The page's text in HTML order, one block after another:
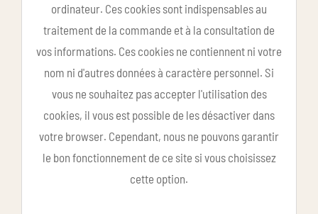
ordinateur. Ces cookies sont indispensables au
traitement de la commande et à la consultation de
vos informations. Ces cookies ne contiennent ni votre
nom ni d'autres données à caractère personnel. Si
vous ne souhaitez pas accepter l'utilisation des
cookies, il vous est possible de les désactiver dans
votre browser. Cependant, nous ne pouvons garantir
le bon fonctionnement de ce site si vous choisissez
cette option.